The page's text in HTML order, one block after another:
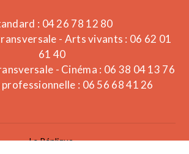
: 04 26 78 12 80
- Arts vivants : 06 62 01
61 40
- Cinéma : 06 38 04 13 76
: 06 56 68 41 26
La Réplique.